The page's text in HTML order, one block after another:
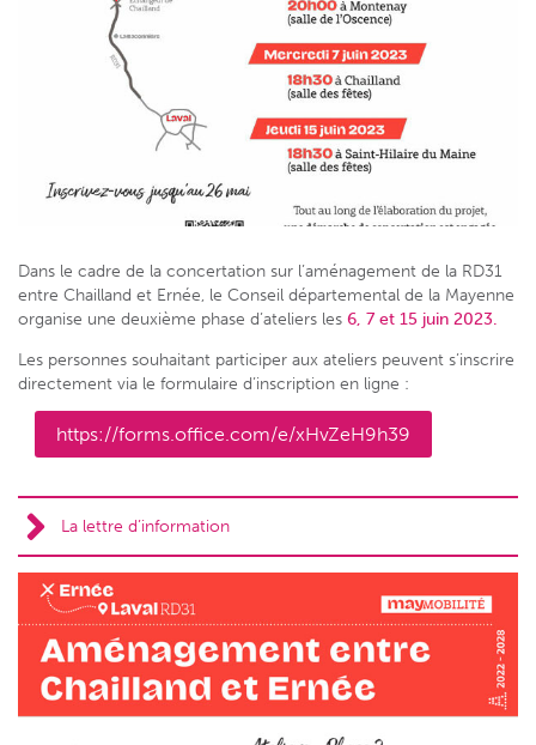
Dans le cadre de la concertation sur l’aménagement de la RD31
entre Chailland et Ernée, le Conseil départemental de la Mayenne
organise une deuxième phase d’ateliers les 6, 7 et 15 juin 2023.
Les personnes souhaitant participer aux ateliers peuvent s’inscrire
directement via le formulaire d’inscription en ligne :
https://forms.office.com/e/xHvZeH9h39
La lettre d’information